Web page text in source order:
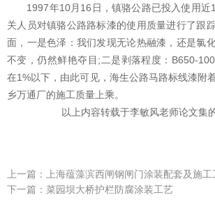
1997年10月16日，镇骆公路已投入使用近
关人员对镇骆公路路标漆的使用质量进行了跟
面，一是色泽：我们发现无论热融漆，还是氯
不变，仍然鲜艳夺目;二是剥落程度：B650-
在1%以下，由此可见，海生公路马路标线漆附
乡万通厂的施工质量上乘。
以上内容转载于李敏风老师论文集的
上一篇：
上海蕴藻滨西闸钢闸门涂装配套及施工
下一篇： 菜园坝大桥护栏防腐涂装工艺